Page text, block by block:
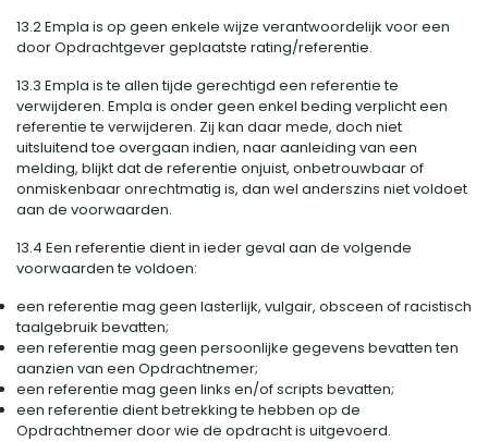
13.2 Empla is op geen enkele wijze verantwoordelijk voor een
door Opdrachtgever geplaatste rating/referentie.
13.3 Empla is te allen tijde gerechtigd een referentie te
verwijderen. Empla is onder geen enkel beding verplicht een
referentie te verwijderen. Zij kan daar mede, doch niet
uitsluitend toe overgaan indien, naar aanleiding van een
melding, blijkt dat de referentie onjuist, onbetrouwbaar of
onmiskenbaar onrechtmatig is, dan wel anderszins niet voldoet
aan de voorwaarden.
13.4 Een referentie dient in ieder geval aan de volgende
voorwaarden te voldoen:
een referentie mag geen lasterlijk, vulgair, obsceen of racistisch
taalgebruik bevatten;
een referentie mag geen persoonlijke gegevens bevatten ten
aanzien van een Opdrachtnemer;
een referentie mag geen links en/of scripts bevatten;
een referentie dient betrekking te hebben op de
Opdrachtnemer door wie de opdracht is uitgevoerd.